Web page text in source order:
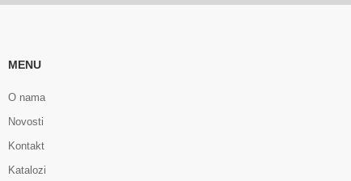
MENU
O nama
Novosti
Kontakt
Katalozi